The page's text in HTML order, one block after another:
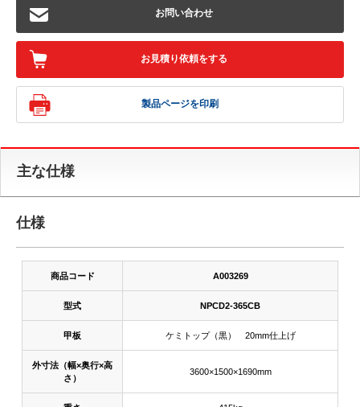
お問い合わせ
お見積り依頼をする
製品ページを印刷
主な仕様
仕様
商品コード A003269
型式 NPCD2-365CB
甲板 ケミトップ（黒） 20mm仕上げ
外寸法（幅×奥行×高
さ）
3600×1500×1690mm